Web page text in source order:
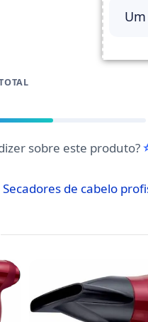
Um
sobre este produto?
Secadores de cabelo